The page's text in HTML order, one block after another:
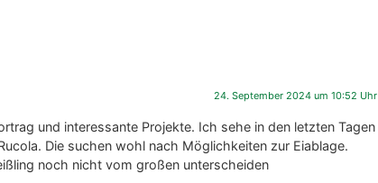
24. September 2024 um 10:52 Uhr
und inter­es­san­te Pro­jek­te. Ich sehe in den letz­ten Tagen
Die suchen wohl nach Mög­lich­kei­ten zur Eiab­la­ge.
noch nicht vom gro­ßen unter­schei­den